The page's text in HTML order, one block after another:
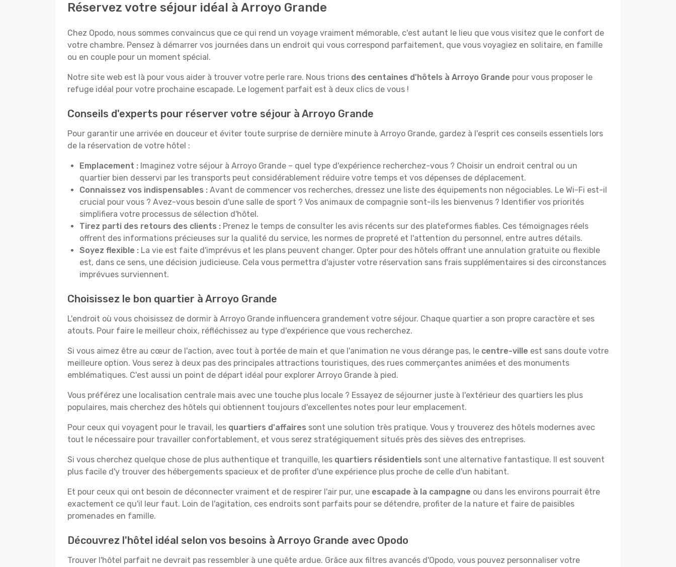
Réservez votre séjour idéal à Arroyo Grande
Chez Opodo, nous sommes convaincus que ce qui rend un voyage vraiment mémorable, c'est autant le lieu que vous visitez que le confort de
votre chambre. Pensez à démarrer vos journées dans un endroit qui vous correspond parfaitement, que vous voyagiez en solitaire, en famille
ou en couple pour un moment spécial.
Notre site web est là pour vous aider à trouver votre perle rare. Nous trions des centaines d'hôtels à Arroyo Grande pour vous proposer le
refuge idéal pour votre prochaine escapade. Le logement parfait est à deux clics de vous !
Conseils d'experts pour réserver votre séjour à Arroyo Grande
Pour garantir une arrivée en douceur et éviter toute surprise de dernière minute à Arroyo Grande, gardez à l'esprit ces conseils essentiels lors
de la réservation de votre hôtel :
Emplacement : Imaginez votre séjour à Arroyo Grande – quel type d'expérience recherchez-vous ? Choisir un endroit central ou un
quartier bien desservi par les transports peut considérablement réduire votre temps et vos dépenses de déplacement.
Connaissez vos indispensables : Avant de commencer vos recherches, dressez une liste des équipements non négociables. Le Wi-Fi est-il
crucial pour vous ? Avez-vous besoin d'une salle de sport ? Vos animaux de compagnie sont-ils les bienvenus ? Identifier vos priorités
simplifiera votre processus de sélection d'hôtel.
Tirez parti des retours des clients : Prenez le temps de consulter les avis récents sur des plateformes fiables. Ces témoignages réels
offrent des informations précieuses sur la qualité du service, les normes de propreté et l'attention du personnel, entre autres détails.
Soyez flexible : La vie est faite d'imprévus et les plans peuvent changer. Opter pour des hôtels offrant une annulation gratuite ou flexible
est, dans ce sens, une décision judicieuse. Cela vous permettra d'ajuster votre réservation sans frais supplémentaires si des circonstances
imprévues surviennent.
Choisissez le bon quartier à Arroyo Grande
L'endroit où vous choisissez de dormir à Arroyo Grande influencera grandement votre séjour. Chaque quartier a son propre caractère et ses
atouts. Pour faire le meilleur choix, réfléchissez au type d'expérience que vous recherchez.
Si vous aimez être au cœur de l'action, avec tout à portée de main et que l'animation ne vous dérange pas, le centre-ville est sans doute votre
meilleure option. Vous serez à deux pas des principales attractions touristiques, des rues commerçantes animées et des monuments
emblématiques. C'est aussi un point de départ idéal pour explorer Arroyo Grande à pied.
Vous préférez une localisation centrale mais avec une touche plus locale ? Essayez de séjourner juste à l'extérieur des quartiers les plus
populaires, mais cherchez des hôtels qui obtiennent toujours d'excellentes notes pour leur emplacement.
Pour ceux qui voyagent pour le travail, les quartiers d'affaires sont une solution très pratique. Vous y trouverez des hôtels modernes avec
tout le nécessaire pour travailler confortablement, et vous serez stratégiquement situés près des sièves des entreprises.
Si vous cherchez quelque chose de plus authentique et tranquille, les quartiers résidentiels sont une alternative fantastique. Il est souvent
plus facile d'y trouver des hébergements spacieux et de profiter d'une expérience plus proche de celle d'un habitant.
Et pour ceux qui ont besoin de déconnecter vraiment et de respirer l'air pur, une escapade à la campagne ou dans les environs pourrait être
exactement ce qu'il leur faut. Loin de l'agitation, ces endroits sont parfaits pour se détendre, profiter de la nature et faire de paisibles
promenades en famille.
Découvrez l'hôtel idéal selon vos besoins à Arroyo Grande avec Opodo
Trouver l'hôtel parfait ne devrait pas ressembler à une quête ardue. Grâce aux filtres avancés d'Opodo, vous pouvez personnaliser votre